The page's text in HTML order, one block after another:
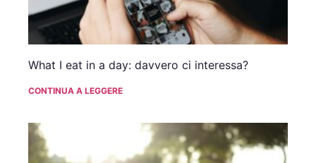
What I eat in a day: davvero ci interessa?
CONTINUA A LEGGERE